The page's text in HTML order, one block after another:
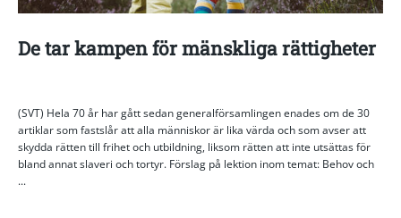
De tar kampen för mänskliga rättigheter
(SVT) Hela 70 år har gått sedan generalförsamlingen enades om de 30
artiklar som fastslår att alla människor är lika värda och som avser att
skydda rätten till frihet och utbildning, liksom rätten att inte utsättas för
bland annat slaveri och tortyr. Förslag på lektion inom temat: Behov och
...